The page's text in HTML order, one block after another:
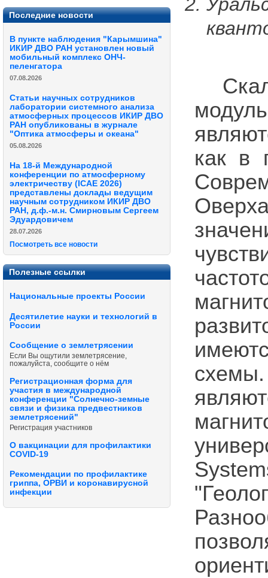
Последние новости
В пункте наблюдения "Карымшина"
ИКИР ДВО РАН установлен новый
мобильный комплекс ОНЧ-
пеленгатора
07.08.2026
Статьи научных сотрудников
лаборатории системного анализа
атмосферных процессов ИКИР ДВО
РАН опубликованы в журнале
"Оптика атмосферы и океана"
05.08.2026
На 18-й Международной
конференции по атмосферному
электричеству (ICAE 2026)
представлены доклады ведущим
научным сотрудником ИКИР ДВО
РАН, д.ф.-м.н. Смирновым Сергеем
Эдуардовичем
28.07.2026
Посмотреть все новости
Полезные ссылки
Национальные проекты России
Десятилетие науки и технологий в
России
Сообщение о землетрясении
Если Вы ощутили землетрясение,
пожалуйста, сообщите о нём
Регистрационная форма для
участия в международной
конференции "Солнечно-земные
связи и физика предвестников
землетрясений"
Регистрация участников
О вакцинации для профилактики
COVID-19
Рекомендации по профилактике
гриппа, ОРВИ и коронавирусной
инфекции
как в